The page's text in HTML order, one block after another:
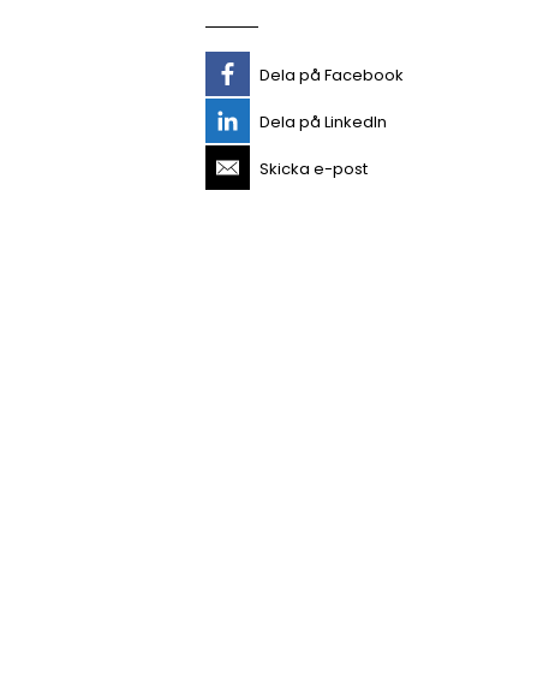
Dela på Facebook
Dela på LinkedIn
Skicka e-post